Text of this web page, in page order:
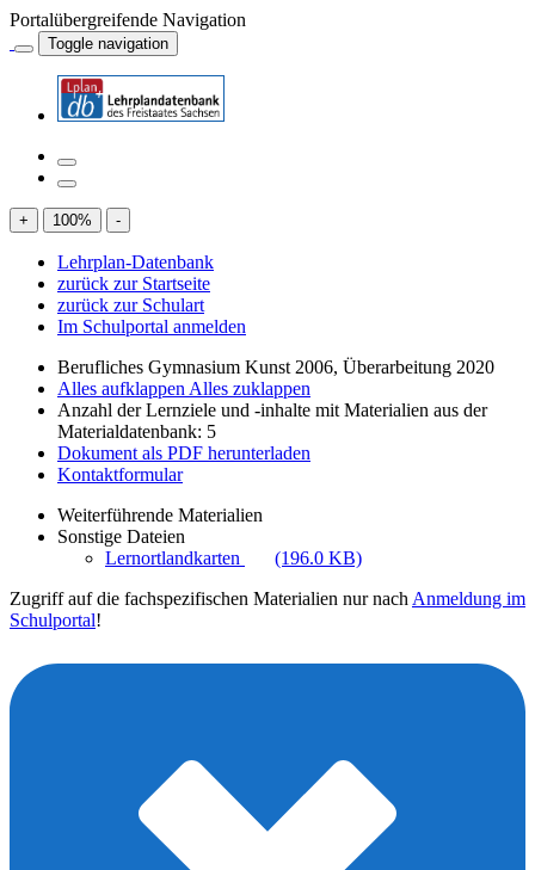
Portalübergreifende Navigation
Toggle navigation
+ 100% -
Lehrplan-Datenbank
zurück zur Startseite
zurück zur Schulart
Im Schulportal anmelden
Berufliches Gymnasium Kunst 2006, Überarbeitung 2020
Alles aufklappen Alles zuklappen
Anzahl der Lernziele und -inhalte mit Materialien aus der
Materialdatenbank: 5
Dokument als PDF herunterladen
Kontaktformular
Weiterführende Materialien
Sonstige Dateien
Lernortlandkarten
(196.0 KB)
Zugriff auf die fachspezifischen Materialien nur nach Anmeldung im
Schulportal!